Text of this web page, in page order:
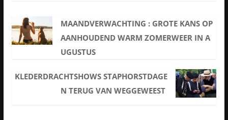
MAANDVERWACHTING : GROTE KANS OP
AANHOUDEND WARM ZOMERWEER IN A
UGUSTUS
KLEDERDRACHTSHOWS STAPHORSTDAGE
N TERUG VAN WEGGEWEEST